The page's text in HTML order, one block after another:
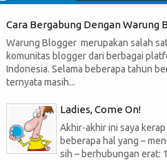
Cara Bergabung Dengan Warung
Warung Blogger merupakan salah
komunitas blogger dari berbagai
Indonesia. Selama beberapa tahun
ternyata masih...
Ladies, Come On!
Akhir-akhir ini saya
beberapa hal yang –
sih – berhubungan erat: